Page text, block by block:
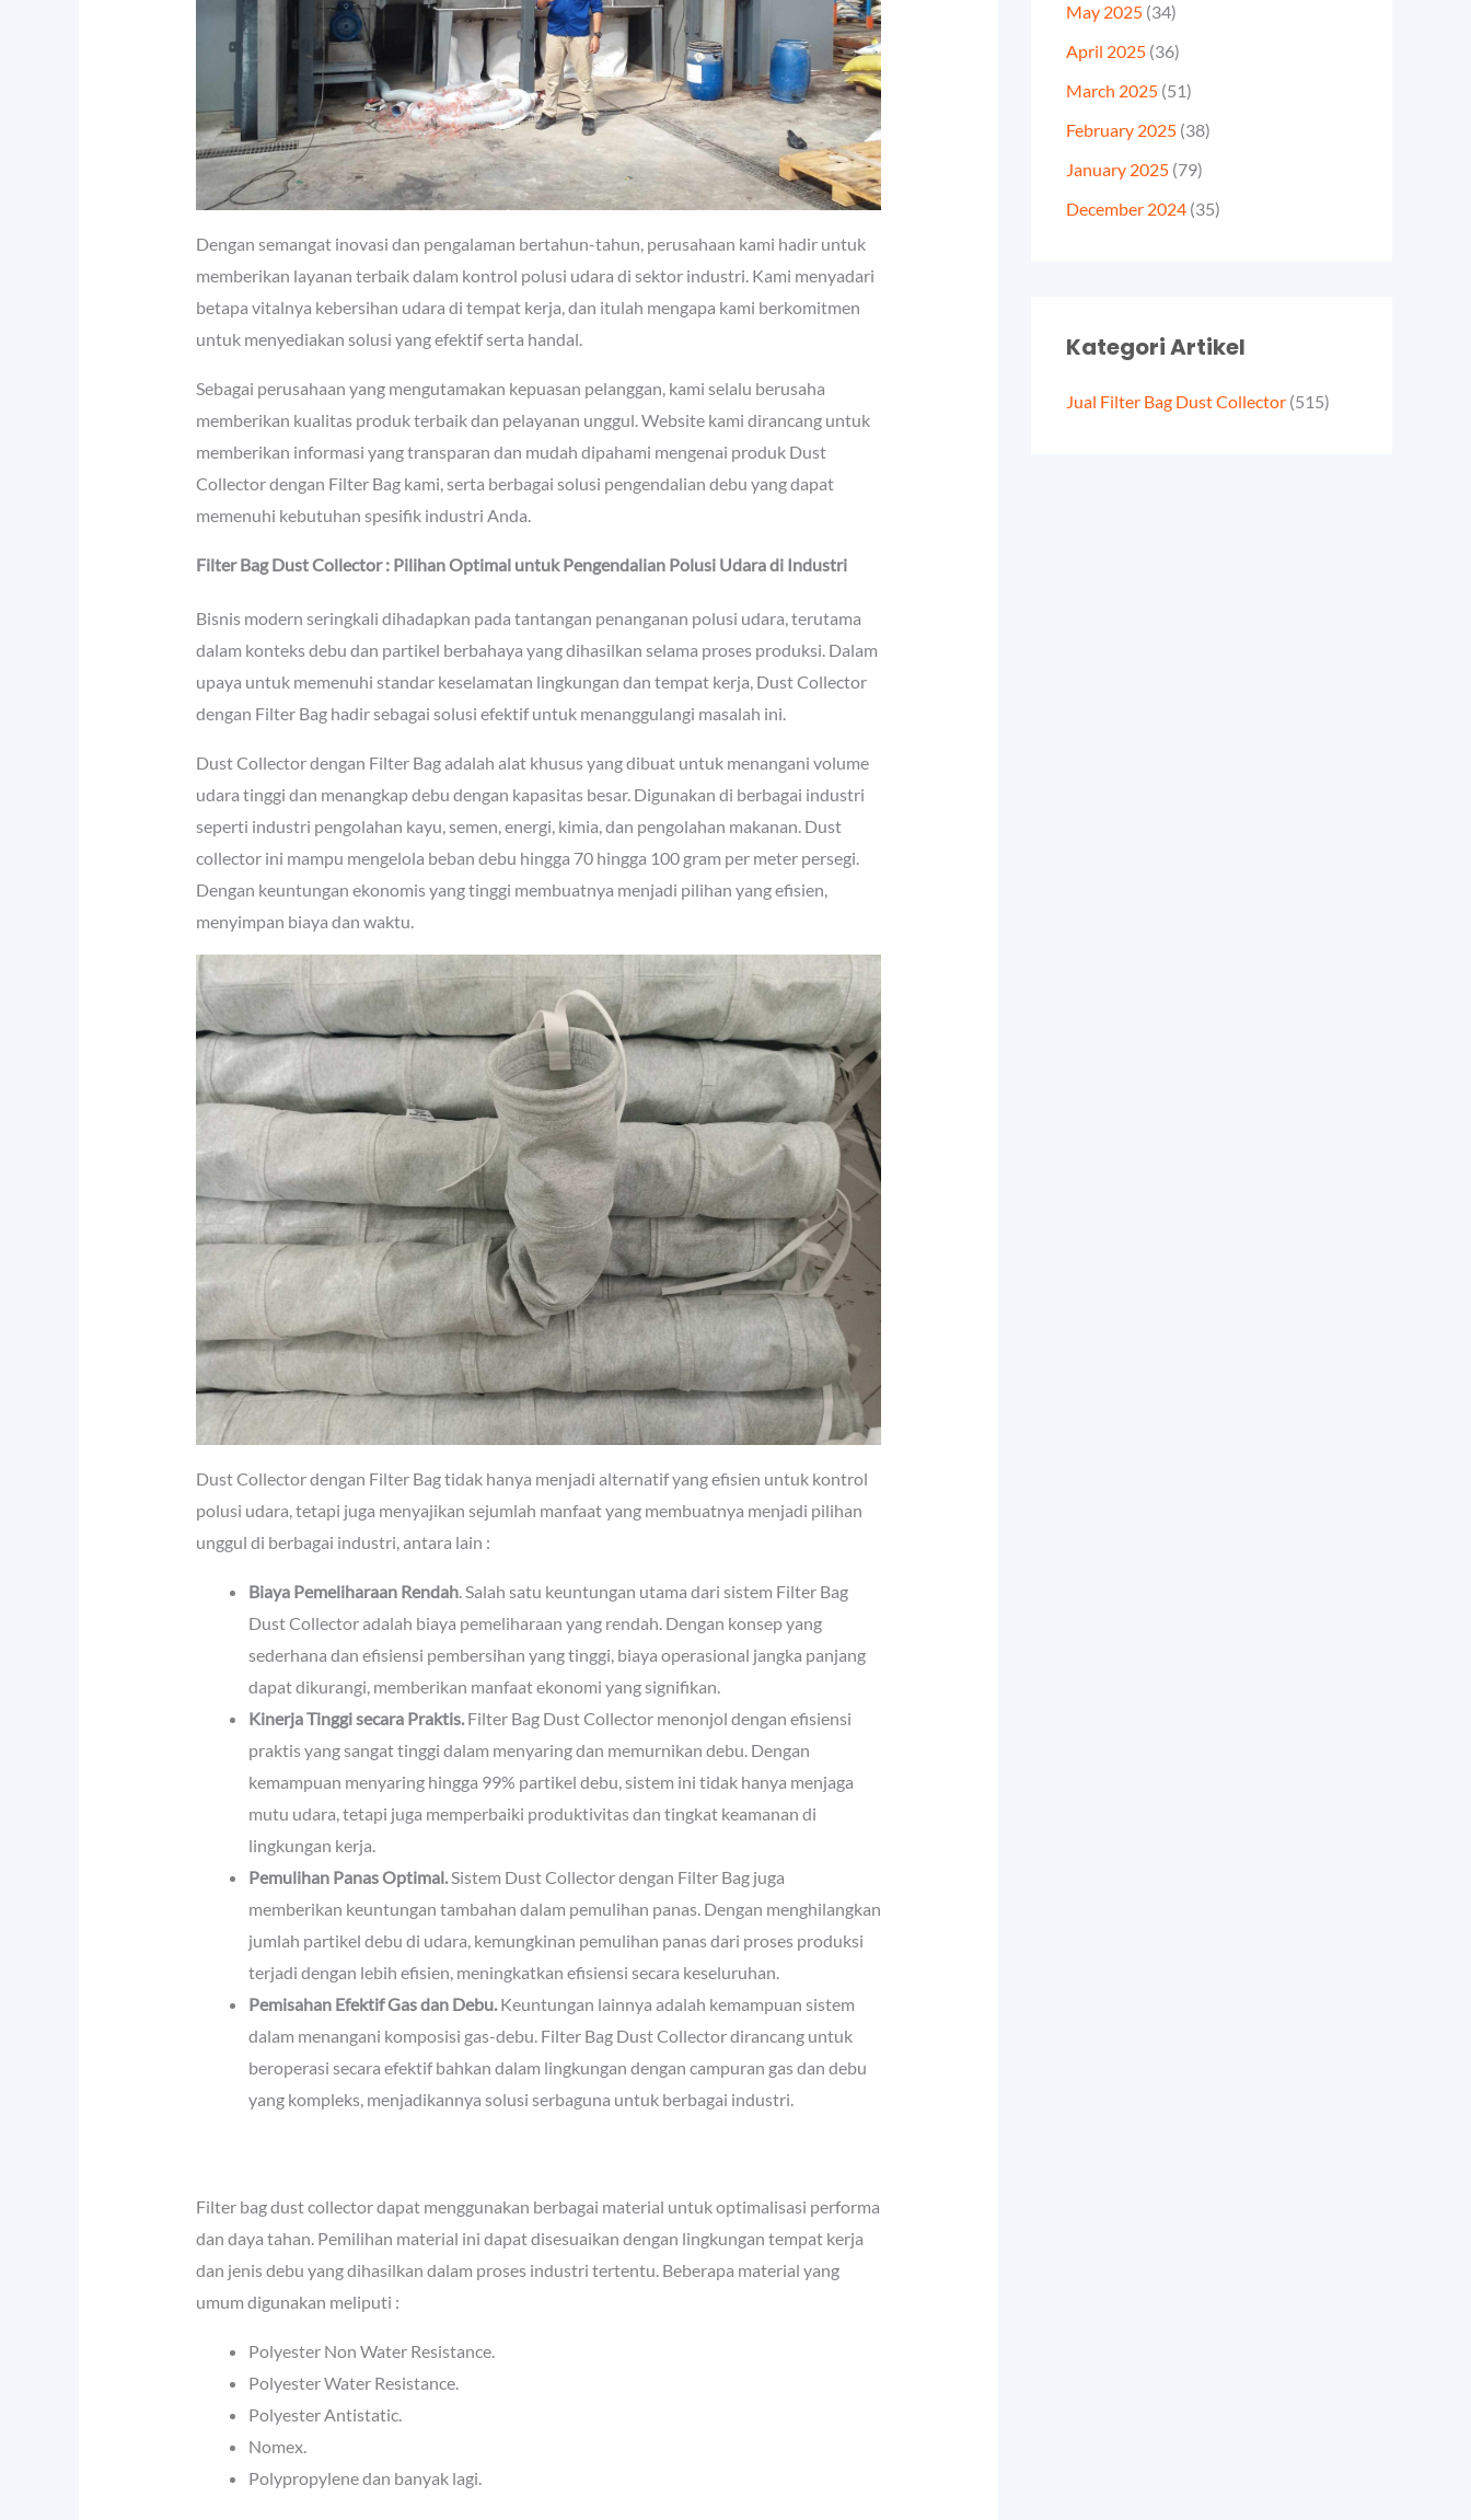
Dengan semangat inovasi dan pengalaman bertahun-tahun, perusahaan kami hadir untuk
memberikan layanan terbaik dalam kontrol polusi udara di sektor industri. Kami menyadari
betapa vitalnya kebersihan udara di tempat kerja, dan itulah mengapa kami berkomitmen
untuk menyediakan solusi yang efektif serta handal.
Sebagai perusahaan yang mengutamakan kepuasan pelanggan, kami selalu berusaha
memberikan kualitas produk terbaik dan pelayanan unggul. Website kami dirancang untuk
memberikan informasi yang transparan dan mudah dipahami mengenai produk Dust
Collector dengan Filter Bag kami, serta berbagai solusi pengendalian debu yang dapat
memenuhi kebutuhan spesifik industri Anda.
Filter Bag Dust Collector : Pilihan Optimal untuk Pengendalian Polusi Udara di Industri
Bisnis modern seringkali dihadapkan pada tantangan penanganan polusi udara, terutama
dalam konteks debu dan partikel berbahaya yang dihasilkan selama proses produksi. Dalam
upaya untuk memenuhi standar keselamatan lingkungan dan tempat kerja, Dust Collector
dengan Filter Bag hadir sebagai solusi efektif untuk menanggulangi masalah ini.
Dust Collector dengan Filter Bag adalah alat khusus yang dibuat untuk menangani volume
udara tinggi dan menangkap debu dengan kapasitas besar. Digunakan di berbagai industri
seperti industri pengolahan kayu, semen, energi, kimia, dan pengolahan makanan. Dust
collector ini mampu mengelola beban debu hingga 70 hingga 100 gram per meter persegi.
Dengan keuntungan ekonomis yang tinggi membuatnya menjadi pilihan yang efisien,
menyimpan biaya dan waktu.
Dust Collector dengan Filter Bag tidak hanya menjadi alternatif yang efisien untuk kontrol
polusi udara, tetapi juga menyajikan sejumlah manfaat yang membuatnya menjadi pilihan
unggul di berbagai industri, antara lain :
Biaya Pemeliharaan Rendah. Salah satu keuntungan utama dari sistem Filter Bag
Dust Collector adalah biaya pemeliharaan yang rendah. Dengan konsep yang
sederhana dan efisiensi pembersihan yang tinggi, biaya operasional jangka panjang
dapat dikurangi, memberikan manfaat ekonomi yang signifikan.
Kinerja Tinggi secara Praktis.Filter Bag Dust Collector menonjol dengan efisiensi
praktis yang sangat tinggi dalam menyaring dan memurnikan debu. Dengan
kemampuan menyaring hingga 99% partikel debu, sistem ini tidak hanya menjaga
mutu udara, tetapi juga memperbaiki produktivitas dan tingkat keamanan di
lingkungan kerja.
Pemulihan Panas Optimal.Sistem Dust Collector dengan Filter Bag juga
memberikan keuntungan tambahan dalam pemulihan panas. Dengan menghilangkan
jumlah partikel debu di udara, kemungkinan pemulihan panas dari proses produksi
terjadi dengan lebih efisien, meningkatkan efisiensi secara keseluruhan.
Pemisahan Efektif Gas dan Debu.Keuntungan lainnya adalah kemampuan sistem
dalam menangani komposisi gas-debu. Filter Bag Dust Collector dirancang untuk
beroperasi secara efektif bahkan dalam lingkungan dengan campuran gas dan debu
yang kompleks, menjadikannya solusi serbaguna untuk berbagai industri.
Filter bag dust collector dapat menggunakan berbagai material untuk optimalisasi performa
dan daya tahan. Pemilihan material ini dapat disesuaikan dengan lingkungan tempat kerja
dan jenis debu yang dihasilkan dalam proses industri tertentu. Beberapa material yang
umum digunakan meliputi :
Polyester Non Water Resistance.
Polyester Water Resistance.
Polyester Antistatic.
Nomex.
Polypropylene dan banyak lagi.
May 2025 (34)
April 2025 (36)
March 2025 (51)
February 2025 (38)
January 2025 (79)
December 2024 (35)
Kategori Artikel
Jual Filter Bag Dust Collector (515)